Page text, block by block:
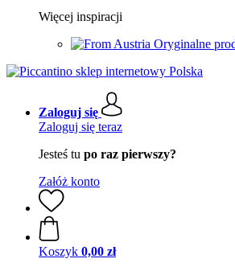
Więcej inspiracji
Oryginalne
Zaloguj się
Zaloguj się teraz
Jesteś tu po raz pierwszy?
Załóż konto
Koszyk 0,00 zł